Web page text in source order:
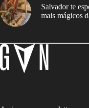
Salvador te
mais mágicos